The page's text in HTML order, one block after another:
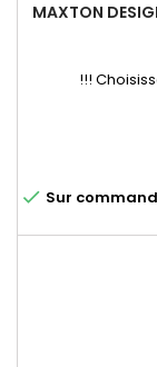
MAXTON
!!!
 Sur